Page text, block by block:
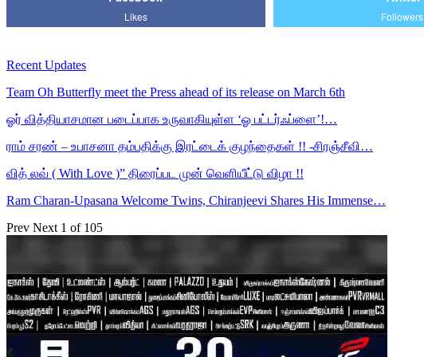
Likes Followers
Recent Updates
Team Oh Butterfly meet the Press ahead of its release on March 6th
ஓர் வித்தியாசமான படைப்பாக உருவாகியுள்ள ‘ஓ பட்டர்ஃப்ளை’!…
ராம் சரண் – உபாசனா தம்பதிக்கு இரட்டைக் குழந்தைகள் !! -சிரஞ்சீவி…
வித் லவ் ( With Love )” திரைப்பட முன் வெளியீட்டு விழா !!
Ram Charan-Upasana Welcome Twins, Chiranjeevi Shares His Immense…
Prev Next 1 of 105